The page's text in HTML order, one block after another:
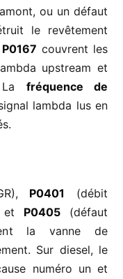
ou un défaut
le revêtement
couvrent les
upstream et
fréquence de
lambda lus en
P0401
(débit
et P0405(défaut
la vanne de
Sur diesel, le
numéro un et